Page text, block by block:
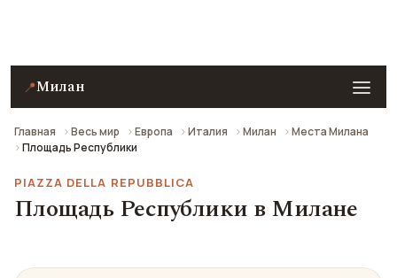
📍Милан
Главная Весь мир Европа Италия Милан
Места Милана
Площадь Республики
PIAZZA DELLA REPUBBLICA
Площадь Республики в Милане